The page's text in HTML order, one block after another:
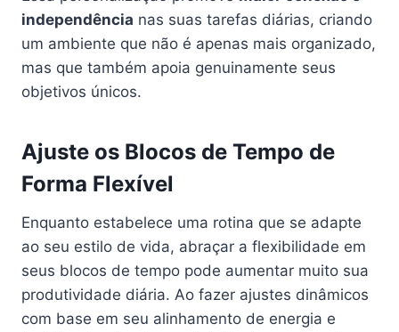
independência nas suas tarefas diárias, criando
um ambiente que não é apenas mais organizado,
mas que também apoia genuinamente seus
objetivos únicos.
Ajuste os Blocos de Tempo de
Forma Flexível
Enquanto estabelece uma rotina que se adapte
ao seu estilo de vida, abraçar a flexibilidade em
seus blocos de tempo pode aumentar muito sua
produtividade diária. Ao fazer ajustes dinâmicos
com base em seu alinhamento de energia e